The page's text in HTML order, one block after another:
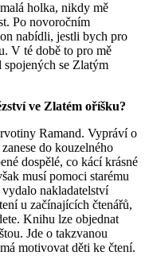
holka, nikdy mě
Po novoročním
nabídli, jestli bych pro
V té době to pro mě
spojených se Zlatým
ve Zlatém oříšku?
Ramand. Vypráví o
do kouzelného
dospělé, co kácí krásné
musí pomoci starému
nakladatelství
u začínajících čtenářů,
Knihu lze objednat
Jde o takzvanou
motivovat děti ke čtení.